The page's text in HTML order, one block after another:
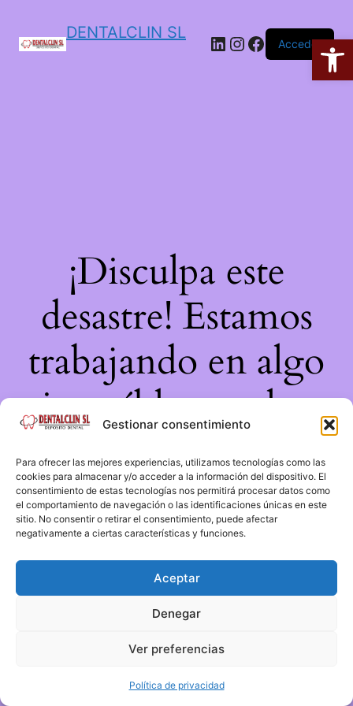
Gestionar consentimiento
Para ofrecer las mejores experiencias, utilizamos tecnologías como las
cookies para almacenar y/o acceder a la información del dispositivo. El
consentimiento de estas tecnologías nos permitirá procesar datos como
el comportamiento de navegación o las identificaciones únicas en este
sitio. No consentir o retirar el consentimiento, puede afectar
negativamente a ciertas características y funciones.
Aceptar
Denegar
Ver preferencias
Política de privacidad
DENTALCLIN SL
Acceder
¡Disculpa este
desastre! Estamos
trabajando en algo
increíble, ¡vuelve
pronto!